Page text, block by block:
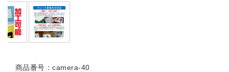
商品番号：camera-40